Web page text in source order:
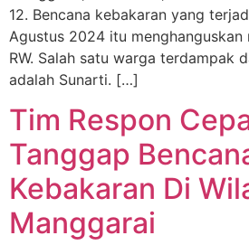
12. Bencana kebakaran yang
Agustus 2024 itu menghanguskan
RW. Salah satu warga terdampak
adalah Sunarti. […]
Tim Respon
Tanggap
Kebakaran Di
Manggarai